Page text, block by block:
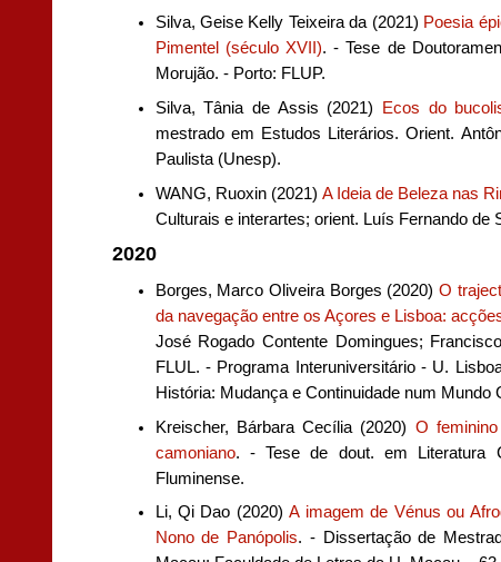
Silva, Geise Kelly Teixeira da (2021) Poesia
Pimentel (século XVII). - Tese de
Morujão. - Porto: FLUP.
Silva, Tânia de Assis (2021) Ecos do
mestrado em Estudos Literários. Orient.
Paulista (Unesp).
WANG, Ruoxin (2021) A Ideia de Beleza nas
Culturais e interartes; orient. Luís Fernando de
2020
Borges, Marco Oliveira Borges (2020) O
da navegação entre os Açores e Lisboa:
José Rogado Contente Domingues;
FLUL. - Programa Interuniversitário - U.
História: Mudança e Continuidade num Mundo
Kreischer, Bárbara Cecília (2020) O
camoniano. - Tese de dout. em Literatura
Fluminense.
Li, Qi Dao (2020)A imagem de Vénus ou
Nono de Panópolis. - Dissertação de